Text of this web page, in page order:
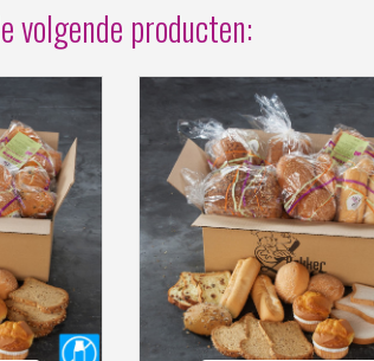
volgende producten: